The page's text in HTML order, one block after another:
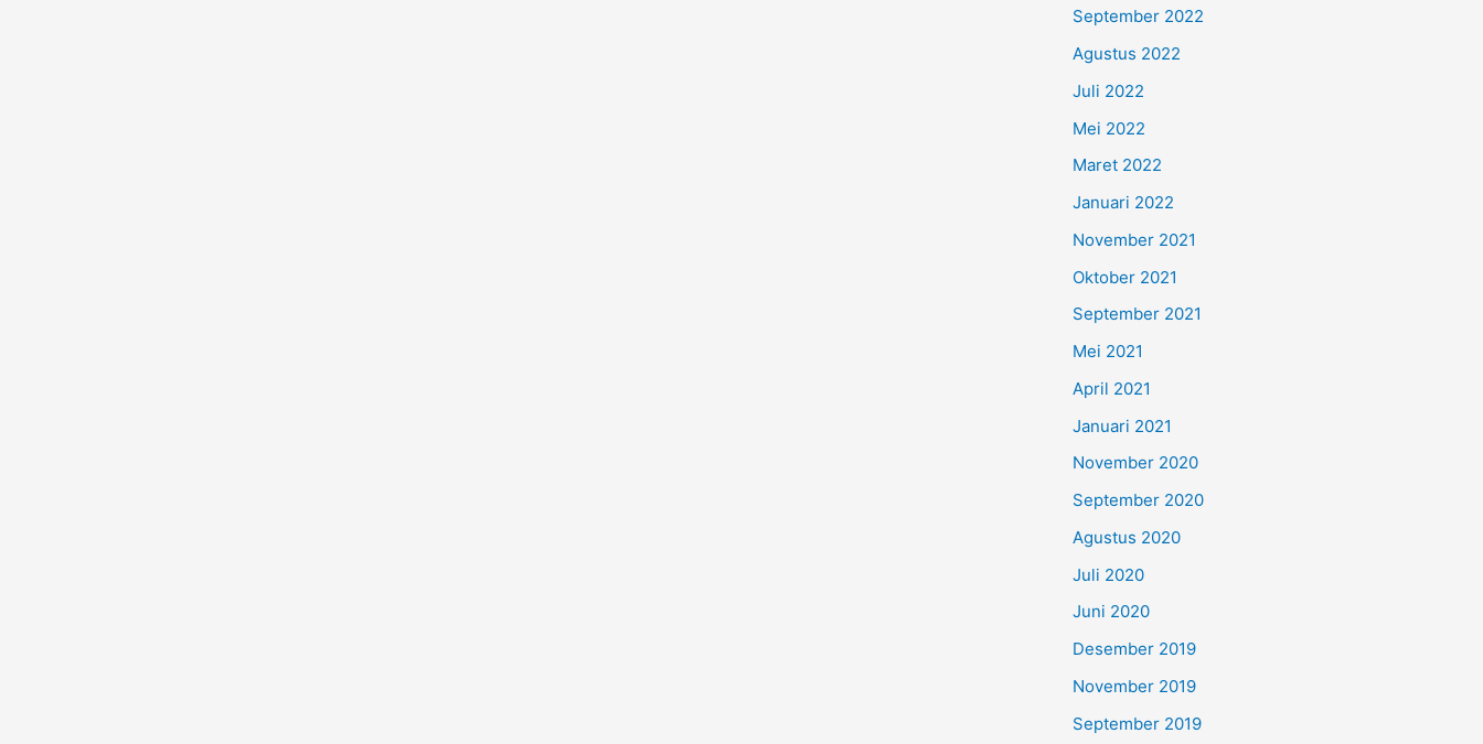
September 2022
Agustus 2022
Juli 2022
Mei 2022
Maret 2022
Januari 2022
November 2021
Oktober 2021
September 2021
Mei 2021
April 2021
Januari 2021
November 2020
September 2020
Agustus 2020
Juli 2020
Juni 2020
Desember 2019
November 2019
September 2019